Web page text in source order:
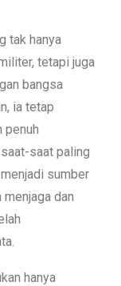
tak hanya
tetapi juga
bangsa
ia tetap
penuh
saat paling
sumber
dan
hanya